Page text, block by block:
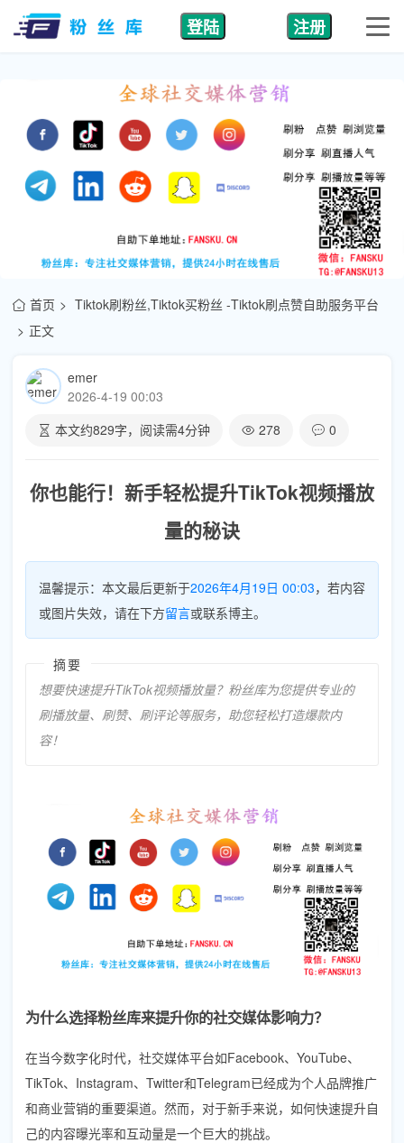
登陆 注册
首页
Tiktok刷粉丝,Tiktok买粉丝 -Tiktok刷点赞自助服务平台
正文
emer
2026-4-19 00:03
本文约829字，阅读需4分钟 278 0
你也能行！新手轻松提升TikTok视频播放
量的秘诀
温馨提示：本文最后更新于2026年4月19日 00:03，若内容
或图片失效，请在下方留言或联系博主。
摘要
想要快速提升TikTok视频播放量？粉丝库为您提供专业的
刷播放量、刷赞、刷评论等服务，助您轻松打造爆款内
容！
为什么选择粉丝库来提升你的社交媒体影响力？
在当今数字化时代，社交媒体平台如Facebook、YouTube、
TikTok、Instagram、Twitter和Telegram已经成为个人品牌推广
和商业营销的重要渠道。然而，对于新手来说，如何快速提升自
己的内容曝光率和互动量是一个巨大的挑战。